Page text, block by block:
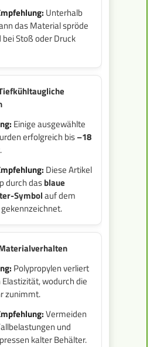
Unterhalb
das Material spröde
Stoß oder Druck
Einige ausgewählte
erfolgreich bis–18
Diese Artikel
durch dasblaue
Symbolauf dem
Polypropylen verliert
wodurch die
zunimmt.
Vermeiden
und
kalter Behälter.